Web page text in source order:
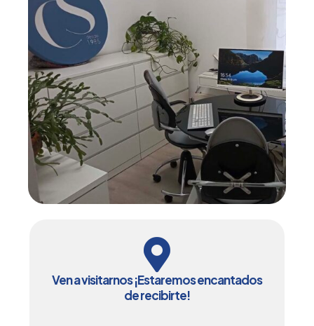
Ven a visitarnos ¡Estaremos encantados
de recibirte!